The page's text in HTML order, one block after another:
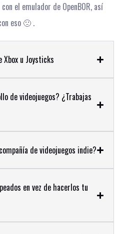
el emulador de OpenBOR, así
eso 🙁 .
u Joysticks
de videojuegos? ¿Trabajas
de videojuegos indie?
en vez de hacerlos tu